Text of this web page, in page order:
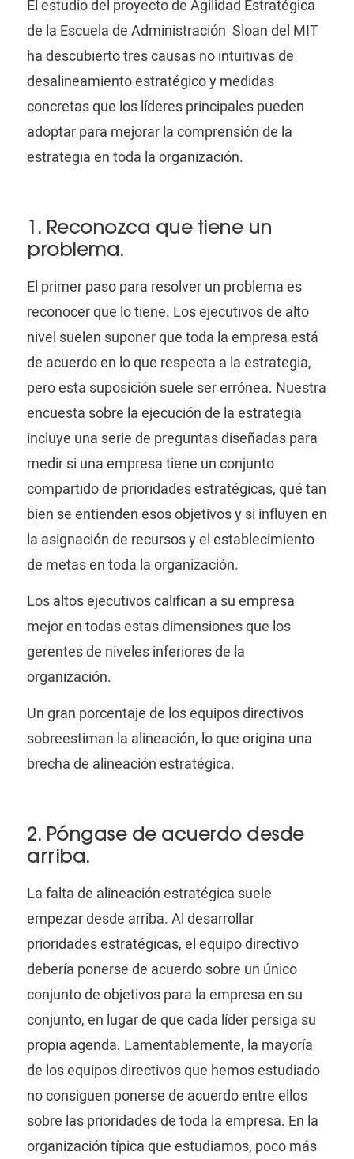
El estudio del proyecto de Agilidad Estratégica
de la Escuela deAdministración Sloandel MIT
ha descubierto tres causas no intuitivas de
desalineamiento estratégico y medidas
concretas que los líderes principales pueden
adoptar para mejorar la comprensión de la
estrategia en toda la organización.
1. Reconozca que tiene un
problema.
El primer paso para resolver un problema es
reconocer que lo tiene. Los ejecutivos de alto
nivel suelen suponer que toda la empresa está
de acuerdo en lo que respecta a la estrategia,
pero esta suposición suele ser errónea. Nuestra
encuesta sobre la ejecución de la estrategia
incluye una serie de preguntas diseñadas para
medir si una empresa tiene un conjunto
compartido de prioridades estratégicas, qué tan
bien se entienden esos objetivos y si influyen en
la asignación de recursos y el establecimiento
de metas en toda la organización.
Los altos ejecutivos califican a su empresa
mejor en todas estas dimensiones que los
gerentes de niveles inferiores de la
organización.
Un gran porcentaje de los equipos directivos
sobreestiman la alineación, lo que origina una
brecha de alineación estratégica.
2. Póngase de acuerdo desde
arriba.
La falta de alineación estratégica suele
empezar desde arriba. Al desarrollar
prioridades estratégicas, el equipo directivo
debería ponerse de acuerdo sobre un único
conjunto de objetivos para la empresa en su
conjunto, en lugar de que cada líder persiga su
propia agenda. Lamentablemente, la mayoría
de los equipos directivos que hemos estudiado
no consiguen ponerse de acuerdo entre ellos
sobre las prioridades de toda la empresa. En la
organización típica que estudiamos, poco más